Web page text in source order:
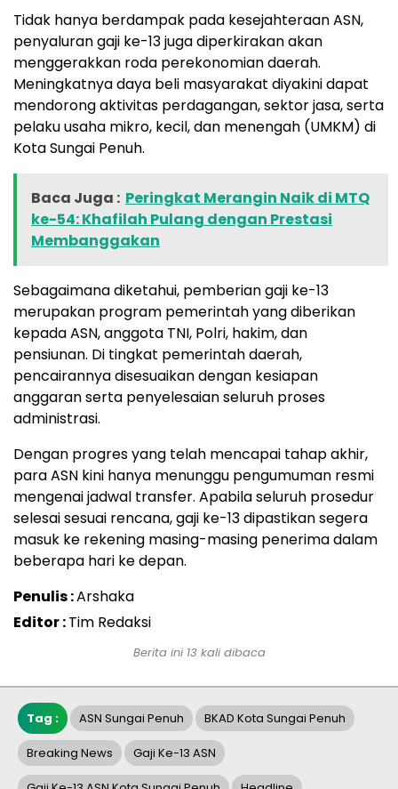
Tidak hanya berdampak pada kesejahteraan ASN,
penyaluran gaji ke-13 juga diperkirakan akan
menggerakkan roda perekonomian daerah.
Meningkatnya daya beli masyarakat diyakini dapat
mendorong aktivitas perdagangan, sektor jasa, serta
pelaku usaha mikro, kecil, dan menengah (UMKM) di
Kota Sungai Penuh.
Baca Juga : Peringkat Merangin Naik di MTQ
ke-54: Khafilah Pulang dengan Prestasi
Membanggakan
Sebagaimana diketahui, pemberian gaji ke-13
merupakan program pemerintah yang diberikan
kepada ASN, anggota TNI, Polri, hakim, dan
pensiunan. Di tingkat pemerintah daerah,
pencairannya disesuaikan dengan kesiapan
anggaran serta penyelesaian seluruh proses
administrasi.
Dengan progres yang telah mencapai tahap akhir,
para ASN kini hanya menunggu pengumuman resmi
mengenai jadwal transfer. Apabila seluruh prosedur
selesai sesuai rencana, gaji ke-13 dipastikan segera
masuk ke rekening masing-masing penerima dalam
beberapa hari ke depan.
Penulis :Arshaka
Editor :Tim Redaksi
Berita ini 13 kali dibaca
Tag : ASN Sungai Penuh BKAD Kota Sungai Penuh
Breaking News Gaji Ke-13 ASN